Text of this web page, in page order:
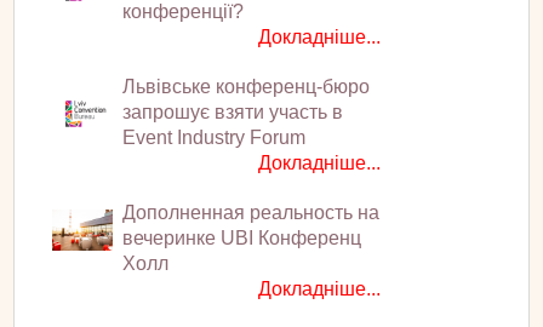
конференції?
Докладніше...
Львівське конференц-бюро
запрошує взяти участь в
Event Industry Forum
Докладніше...
Дополненная реальность на
вечеринке UBI Конференц
Холл
Докладніше...